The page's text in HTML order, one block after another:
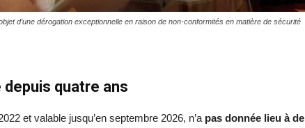
d’une dérogation exceptionnelle en raison de non-conformités en matière de sécurité
quatre ans
et valable jusqu’en septembre 2026, n’a pas donnée lieu à de